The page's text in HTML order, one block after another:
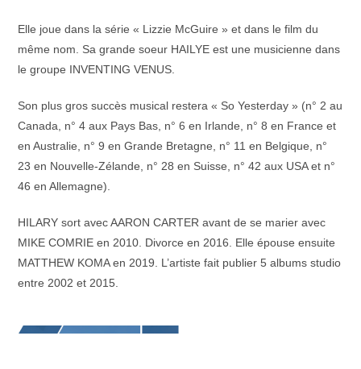
Elle joue dans la série « Lizzie McGuire » et dans le film du
même nom. Sa grande soeur HAILYE est une musicienne dans
le groupe INVENTING VENUS.
Son plus gros succès musical restera « So Yesterday » (n° 2 au
Canada, n° 4 aux Pays Bas, n° 6 en Irlande, n° 8 en France et
en Australie, n° 9 en Grande Bretagne, n° 11 en Belgique, n°
23 en Nouvelle-Zélande, n° 28 en Suisse, n° 42 aux USA et n°
46 en Allemagne).
HILARY sort avec AARON CARTER avant de se marier avec
MIKE COMRIE en 2010. Divorce en 2016. Elle épouse ensuite
MATTHEW KOMA en 2019. L’artiste fait publier 5 albums studio
entre 2002 et 2015.